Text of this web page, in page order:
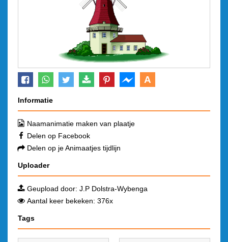
A
Informatie
Naamanimatie maken van plaatje
Delen op Facebook
Delen op je Animaatjes tijdlijn
Uploader
Geupload door: J.P Dolstra-Wybenga
Aantal keer bekeken: 376x
Tags